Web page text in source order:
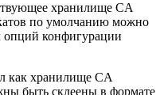
хранилище CA
по умолчанию можно
конфигурации
как хранилище CA
быть склеены в формате